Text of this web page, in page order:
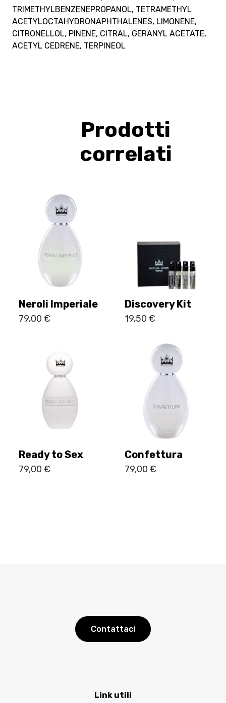
TRIMETHYLBENZENEPROPANOL, TETRAMETHYL
ACETYLOCTAHYDRONAPHTHALENES, LIMONENE,
CITRONELLOL, PINENE, CITRAL, GERANYL ACETATE,
ACETYL CEDRENE, TERPINEOL
Prodotti
correlati
Neroli Imperiale
79,00€
Discovery Kit
19,50€
Ready to Sex
79,00€
Confettura
79,00€
Contattaci
Link utili